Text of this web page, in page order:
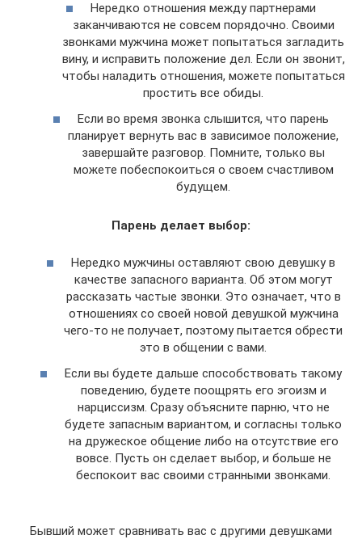
Нередко отношения между партнерами
заканчиваются не совсем порядочно. Своими
звонками мужчина может попытаться загладить
вину, и исправить положение дел. Если он звонит,
чтобы наладить отношения, можете попытаться
простить все обиды.
Если во время звонка слышится, что парень
планирует вернуть вас в зависимое положение,
завершайте разговор. Помните, только вы
можете побеспокоиться о своем счастливом
будущем.
Парень делает выбор:
Нередко мужчины оставляют свою девушку в
качестве запасного варианта. Об этом могут
рассказать частые звонки. Это означает, что в
отношениях со своей новой девушкой мужчина
чего-то не получает, поэтому пытается обрести
это в общении с вами.
Если вы будете дальше способствовать такому
поведению, будете поощрять его эгоизм и
нарциссизм. Сразу объясните парню, что не
будете запасным вариантом, и согласны только
на дружеское общение либо на отсутствие его
вовсе. Пусть он сделает выбор, и больше не
беспокоит вас своими странными звонками.
Бывший может сравнивать вас с другими девушками